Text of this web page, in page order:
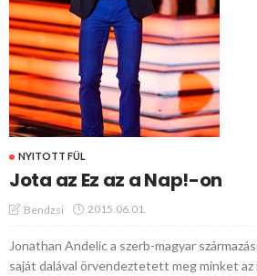
NYITOTT FÜL
Jota az Ez az a Nap!-on
Bendzsi 2015.06.01.
Jonathan Andelic a szerb-magyar
saját dalával örvendeztetett meg minket az